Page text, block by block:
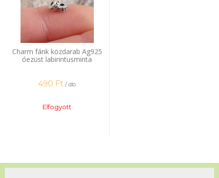
Charm fánk közdarab Ag925
óezüst labirintusminta
490 Ft / db
Elfogyott